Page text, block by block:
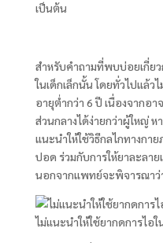
เป็นต้น
สำหรับคำถามที่พบบ่อยเกี่ย
ในเด็กเล็กนั้น โดยทั่วไปแล้ว
อายุต่ำกว่า 6 ปี เนื่องจากอ
ส่วนกลางได้ง่ายกว่าผู้ใหญ่ ห
แนะนำให้ใช้วิธีกลไกทางกา
ปอด ร่วมกับการให้ยาละลาย
นอกจากแพทย์จะพิจารณาว่
ไม่แนะนำให้ใช้ยากดการไอ